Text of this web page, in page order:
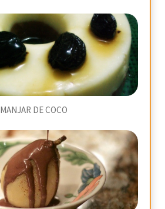
MANJAR DE COCO